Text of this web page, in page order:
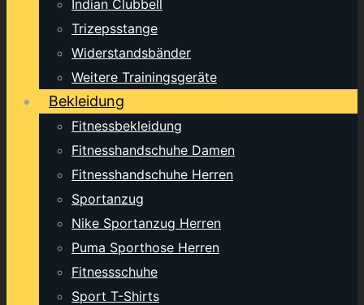
Indian Clubbell
Trizepsstange
Widerstandsbänder
Weitere Trainingsgeräte
Bekleidung
Fitnessbekleidung
Fitnesshandschuhe Damen
Fitnesshandschuhe Herren
Sportanzug
Nike Sportanzug Herren
Puma Sporthose Herren
Fitnessschuhe
Sport T-Shirts